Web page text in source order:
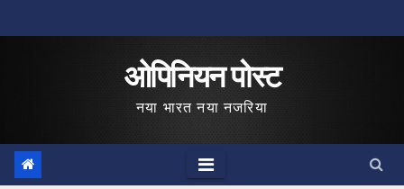
to
ओपिनियन पोस्ट
नया भारत नया नजरिया